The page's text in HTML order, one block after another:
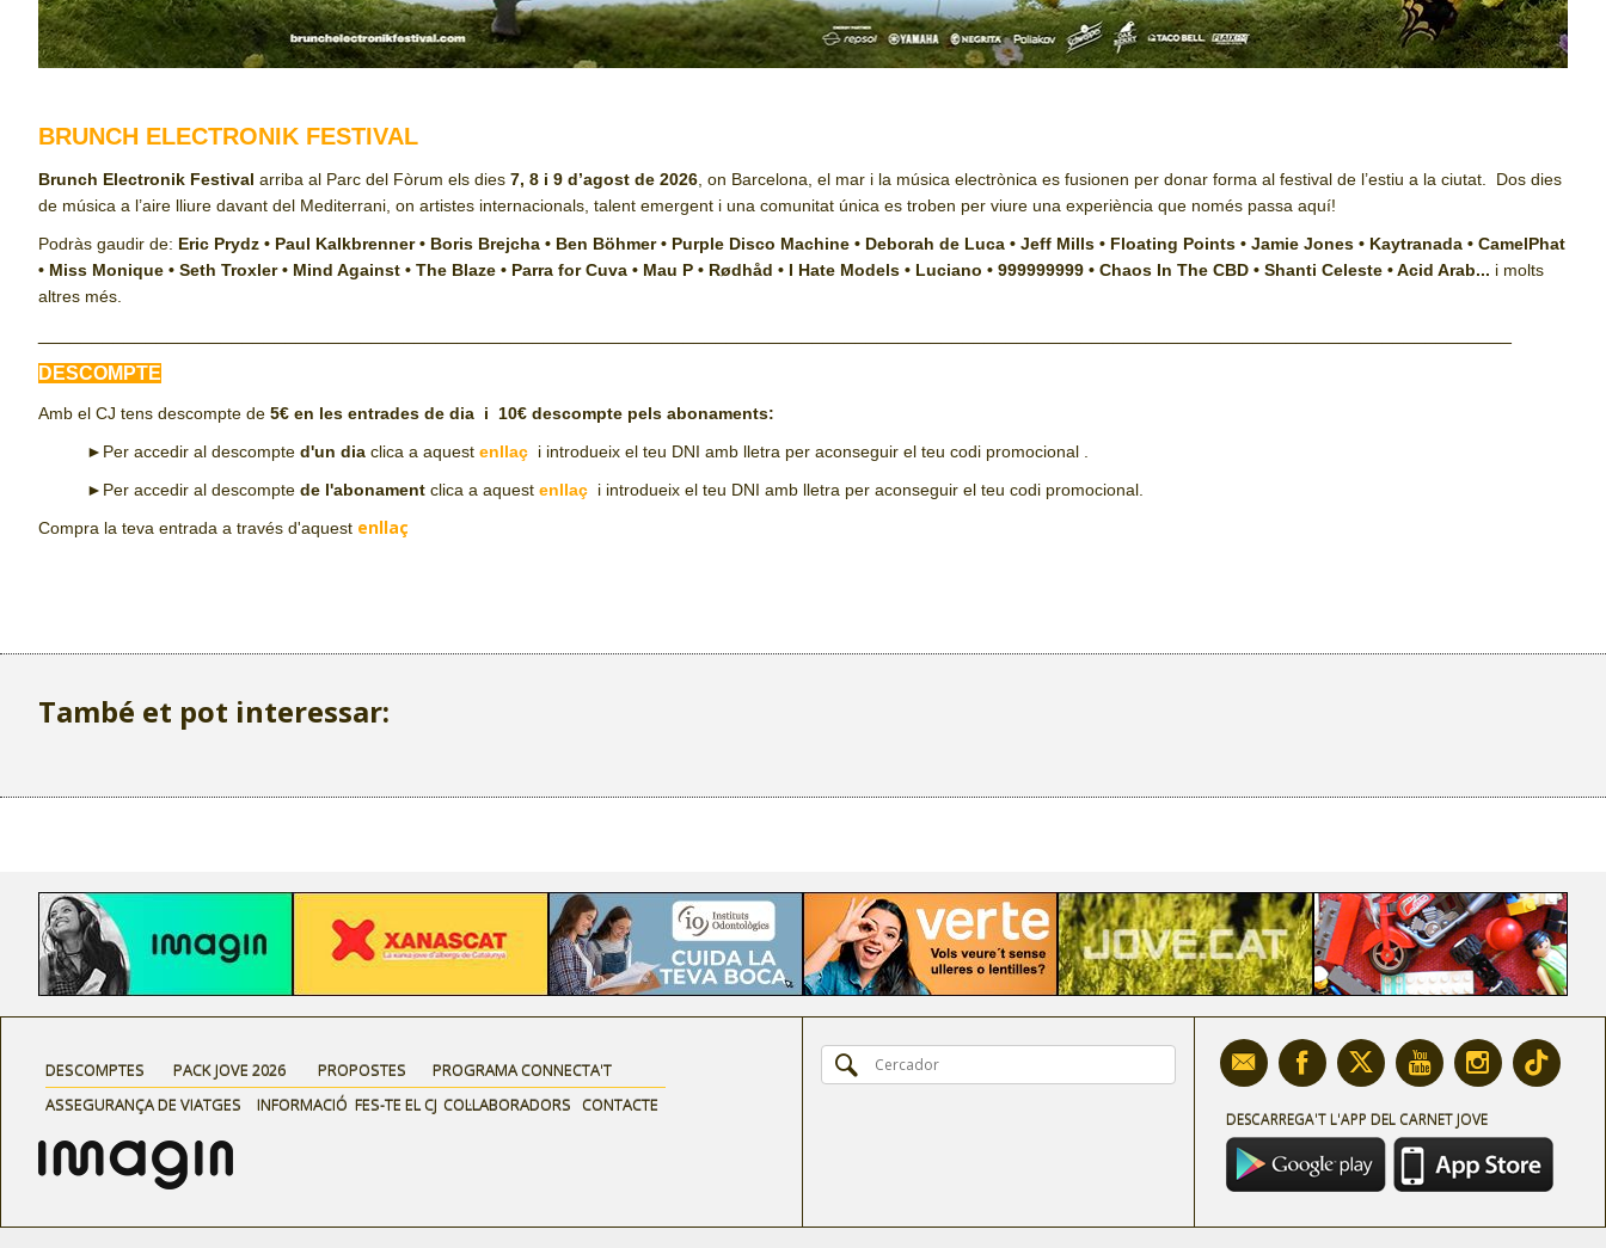
BRUNCH ELECTRONIK FESTIVAL
Brunch Electronik Festival arriba al Parc del Fòrum els dies 7, 8 i 9 d’agost de 2026, on Barcelona, el mar i la música electrònica es fusionen per donar forma al festival de l’estiu a la ciutat. Dos dies
de música a l’aire lliure davant del Mediterrani, on artistes internacionals, talent emergent i una comunitat única es troben per viure una experiència que només passa aquí!
Podràs gaudir de: Eric Prydz • Paul Kalkbrenner • Boris Brejcha • Ben Böhmer • Purple Disco Machine • Deborah de Luca • Jeff Mills • Floating Points • Jamie Jones • Kaytranada • CamelPhat
• Miss Monique • Seth Troxler • Mind Against • The Blaze • Parra for Cuva • Mau P • Rødhåd • I Hate Models • Luciano • 999999999 • Chaos In The CBD • Shanti Celeste • Acid Arab... i molts
altres més.
DESCOMPTE
Amb el CJ tens descompte de 5€ en les entrades de dia i 10€ descompte pels abonaments:
►Per accedir al descompte d'un dia clica a aquest enllaç i introdueix el teu DNI amb lletra per aconseguir el teu codi promocional .
►Per accedir al descompte de l'abonament clica a aquest enllaç i introdueix el teu DNI amb lletra per aconseguir el teu codi promocional.
Compra la teva entrada a través d'aquest enllaç
També et pot interessar:
DESCOMPTES PACK JOVE 2026 PROPOSTES
PROGRAMA CONNECTA'T
ASSEGURANÇA DE VIATGES
INFORMACIÓ FES-TE EL CJ COL·LABORADORS CONTACTE
DESCARREGA'T L'APP DEL CARNET JOVE